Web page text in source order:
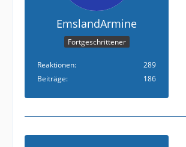
EmslandArmine
Fortgeschrittener
Reaktionen
289
Beiträge
186